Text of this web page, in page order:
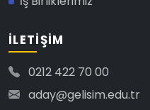
İLETIŞIM
0212 422 70 00
aday@gelisim.edu.tr